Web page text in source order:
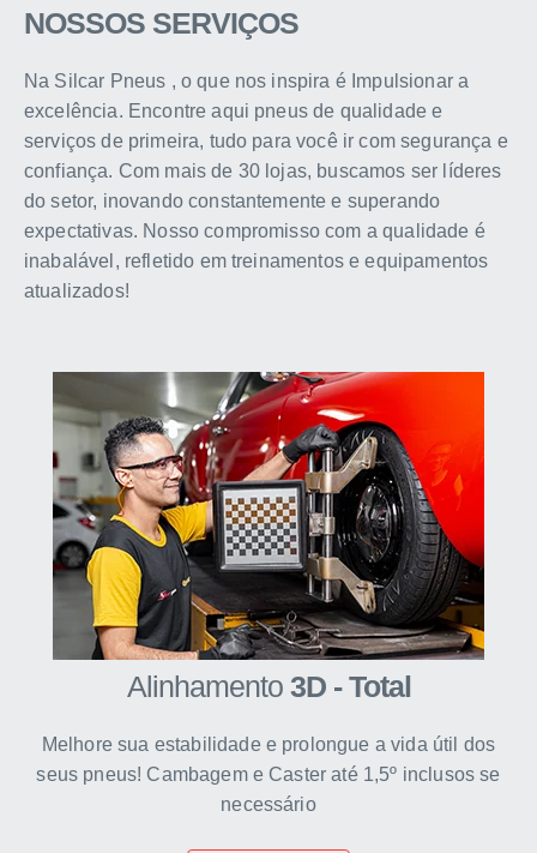
NOSSOS SERVIÇOS
Na Silcar Pneus , o que nos inspira é Impulsionar a
excelência. Encontre aqui pneus de qualidade e
serviços de primeira, tudo para você ir com segurança e
confiança. Com mais de 30 lojas, buscamos ser líderes
do setor, inovando constantemente e superando
expectativas. Nosso compromisso com a qualidade é
inabalável, refletido em treinamentos e equipamentos
atualizados!
Alinhamento 3D - Total
Melhore sua estabilidade e prolongue a vida útil dos
seus pneus! Cambagem e Caster até 1,5º inclusos se
necessário